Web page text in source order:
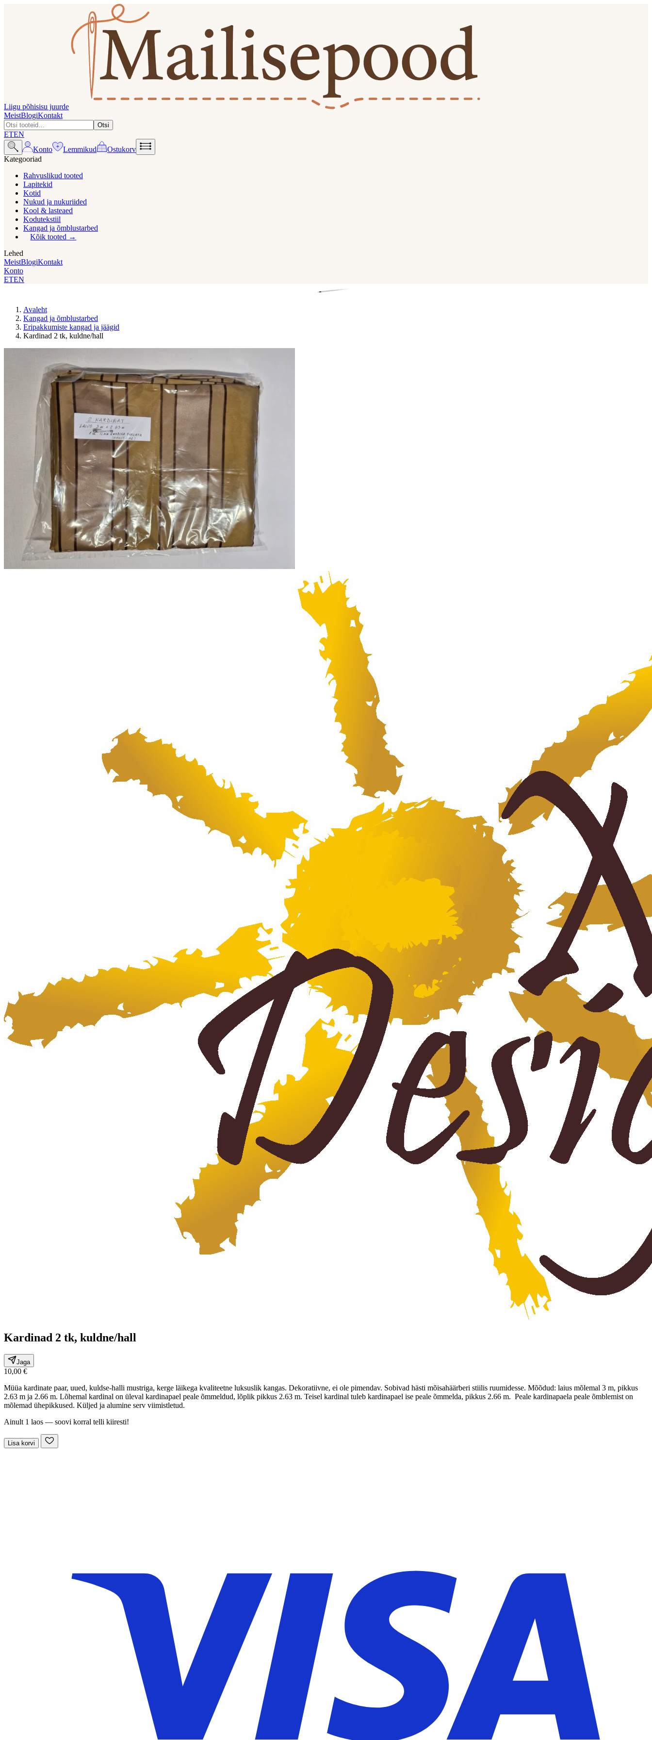
Liigu põhisisu juurde
MeistBlogiKontakt
Otsi
ETEN
Konto
Lemmikud
Ostukorv
Kategooriad
Rahvuslikud tooted
Lapitekid
Kotid
Nukud ja nukuriided
Kool & lasteaed
Kodutekstiil
Kangad ja õmblustarbed
Kõik tooted
Lehed
MeistBlogiKontakt
Konto
ETEN
Avaleht
Kangad ja õmblustarbed
Eripakkumiste kangad ja jäägid
Kardinad 2 tk, kuldne/hall
Kardinad 2 tk, kuldne/hall
Jaga
10,00 €
Müüa kardinate paar, uued, kuldse-halli mustriga, kerge läikega kvaliteetne luksuslik kangas. Dekoratiivne, ei ole pimendav. Sobivad hästi mõisahäärberi stiilis ruumidesse. Mõõdud: laius mõlemal 3 m, pikkus
2.63 m ja 2.66 m. Lõhemal kardinal on üleval kardinapael peale õmmeldud, lõplik pikkus 2.63 m. Teisel kardinal tuleb kardinapael ise peale õmmelda, pikkus 2.66 m. Peale kardinapaela peale õmblemist on
mõlemad ühepikkused. Küljed ja alumine serv viimistletud.
Ainult 1 laos — soovi korral telli kiiresti!
Lisa korvi